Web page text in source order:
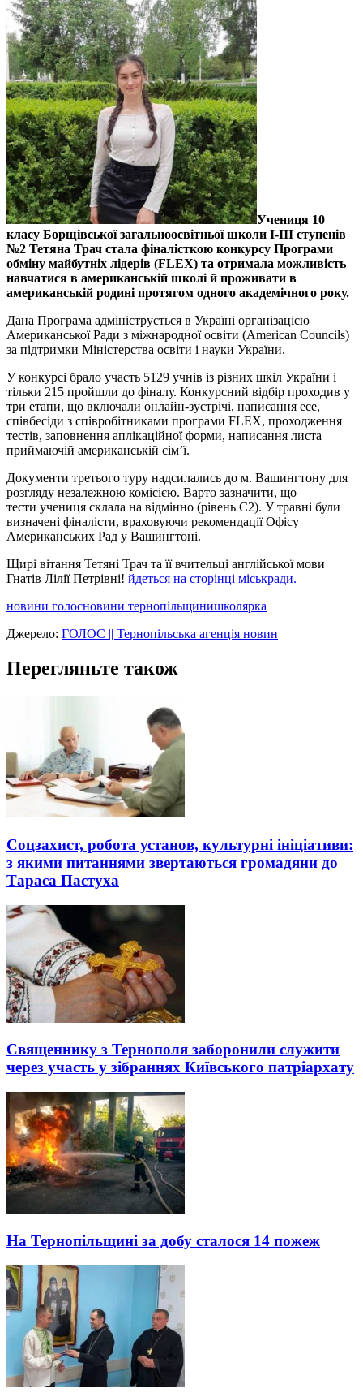
Учениця 10
класу Борщівської загальноосвітньої школи І-ІІІ ступенів
№2 Тетяна Трач стала фіналісткою конкурсу Програми
обміну майбутніх лідерів (FLEX) та отримала можливість
навчатися в американській школі й проживати в
американській родині протягом одного академічного року.
Дана Програма адмініструється в Україні організацією
Американської Ради з міжнародної освіти (American Councils)
за підтримки Міністерства освіти і науки України.
У конкурсі брало участь 5129 учнів із різних шкіл України і
тільки 215 пройшли до фіналу. Конкурсний відбір проходив у
три етапи, що включали онлайн-зустрічі, написання есе,
співбесіди з співробітниками програми FLEX, проходження
тестів, заповнення аплікаційної форми, написання листа
приймаючій американській сім’ї.
Документи третього туру надсилались до м. Вашингтону для
розгляду незалежною комісією. Варто зазначити, що
тести учениця склала на відмінно (рівень С2). У травні були
визначені фіналісти, враховуючи рекомендації Офісу
Американських Рад у Вашингтоні.
Щирі вітання Тетяні Трач та її вчительці англійської мови
Гнатів Лілії Петрівні! йдеться на сторінці міськради.
новини голосновини тернопільщинишколярка
Джерело: ГОЛОС || Тернопільська агенція новин
Перегляньте також
Соцзахист, робота установ, культурні ініціативи:
з якими питаннями звертаються громадяни до
Тараса Пастуха
Священнику з Тернополя заборонили служити
через участь у зібраннях Київського патріархату
На Тернопільщині за добу сталося 14 пожеж